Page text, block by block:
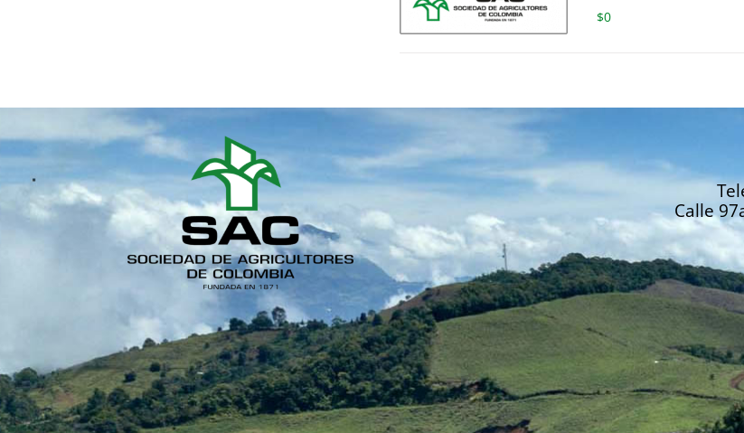
$0
Calle